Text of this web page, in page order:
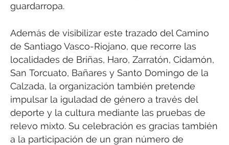
guardarropa.
Además de visibilizar este trazado del Camino
de Santiago Vasco-Riojano, que recorre las
localidades de Briñas, Haro, Zarratón, Cidamón,
San Torcuato, Bañares y Santo Domingo de la
Calzada, la organización también pretende
impulsar la iguladad de género a través del
deporte y la cultura mediante las pruebas de
relevo mixto. Su celebración es gracias también
a la participación de un gran número de